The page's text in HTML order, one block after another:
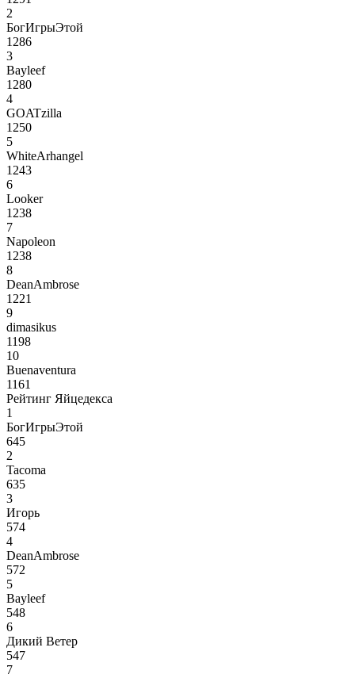
2
БогИгрыЭтой
1286
3
Bayleef
1280
4
GOATzilla
1250
5
WhiteArhangel
1243
6
Looker
1238
7
Napoleon
1238
8
DeanAmbrose
1221
9
dimasikus
1198
10
Buenaventura
1161
Рейтинг Яйцедекса
1
БогИгрыЭтой
645
2
Tacoma
635
3
Игорь
574
4
DeanAmbrose
572
5
Bayleef
548
6
Дикий Ветер
547
7